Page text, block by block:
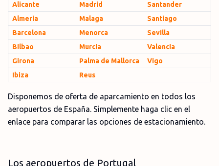
Alicante Madrid
Santander
Almeria
Malaga
Santiago
Barcelona
Menorca
Sevilla
Bilbao
Murcia
Valencia
Girona
Palma de Mallorca
Vigo
Ibiza
Reus
Disponemos de oferta de aparcamiento en todos los
aeropuertos de España. Simplemente haga clic en el
enlace para comparar las opciones de estacionamiento.
Los aeropuertos de Portugal